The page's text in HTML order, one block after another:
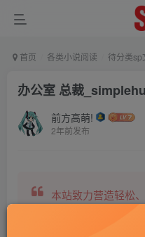
首页 各类小说阅读 待分类sp
办公室 总裁
前方高萌!
2年前发布
本站致力营造轻松